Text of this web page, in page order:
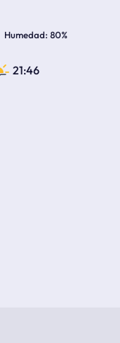
Humedad 80%
21:46